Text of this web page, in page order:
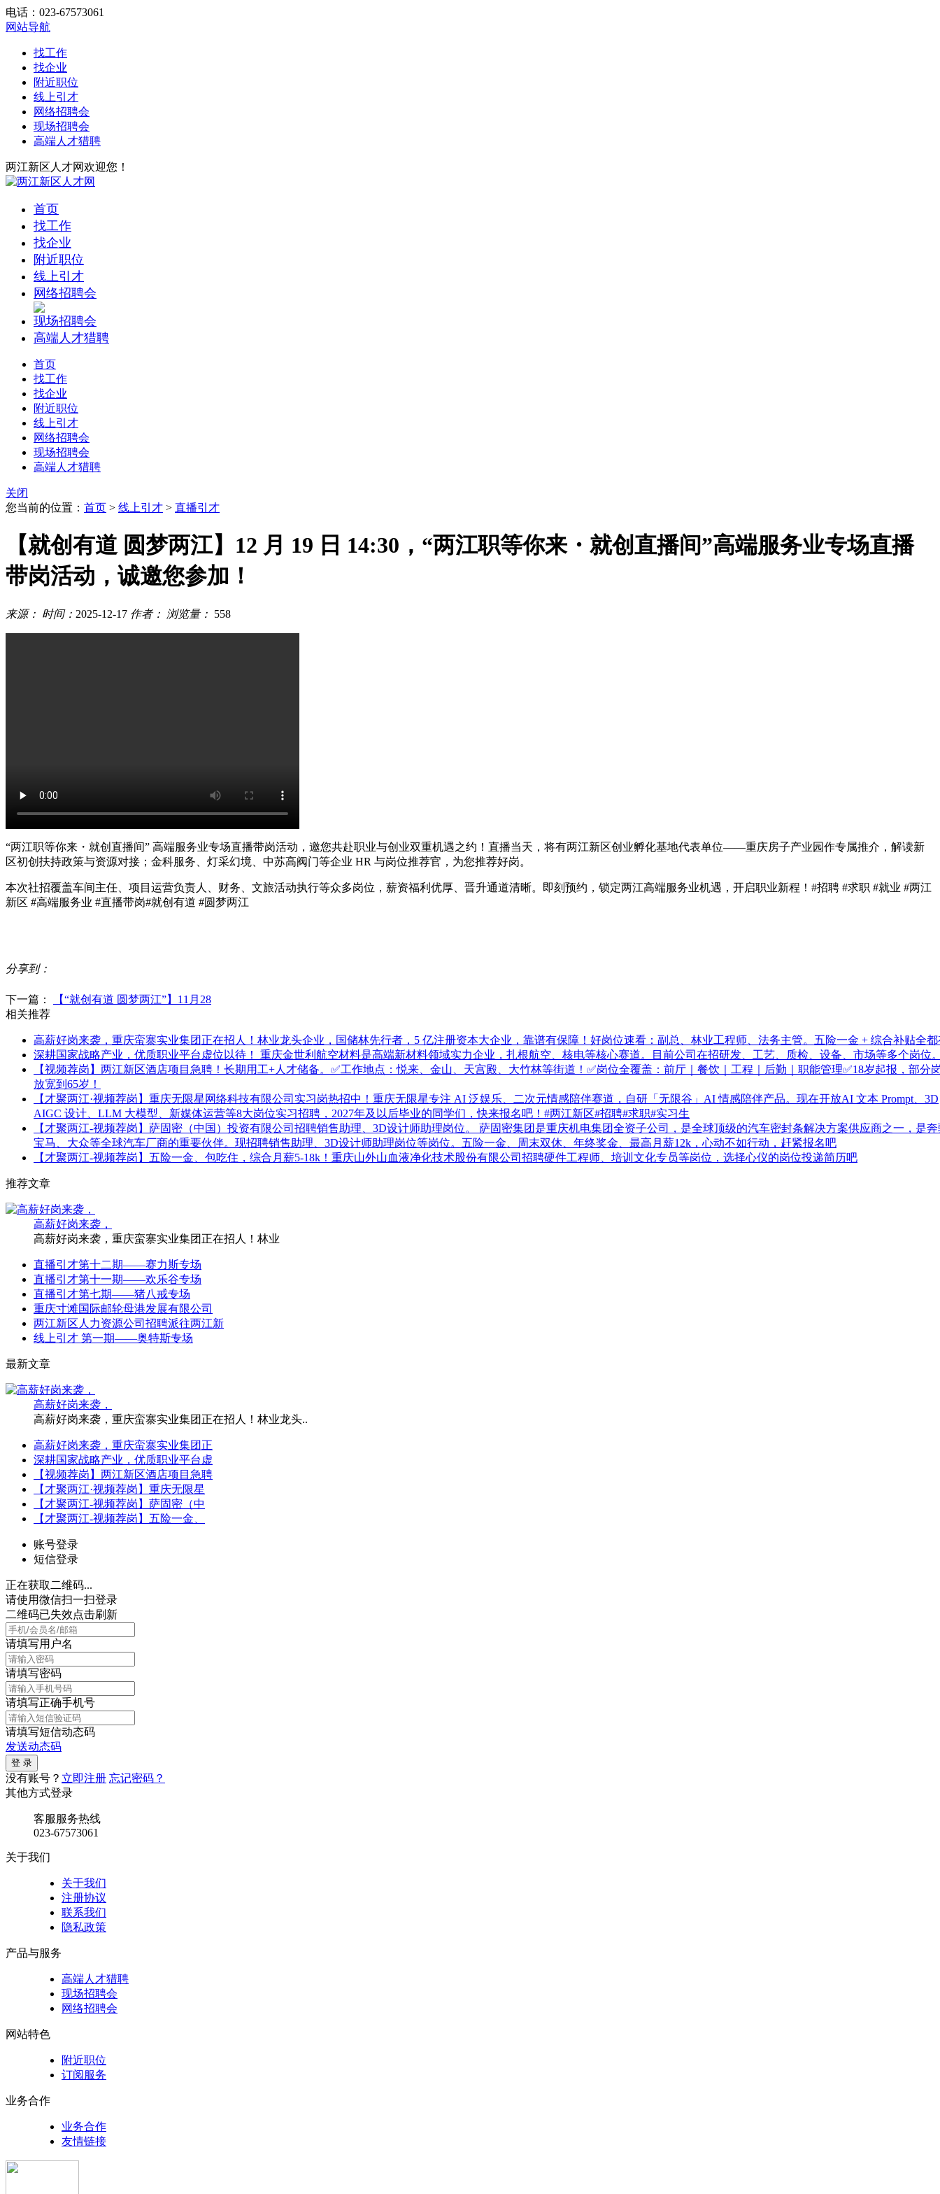
电话：023-67573061
网站导航
找工作
找企业
附近职位
线上引才
网络招聘会
现场招聘会
高端人才猎聘
两江新区人才网欢迎您！
首页
找工作
找企业
附近职位
线上引才
网络招聘会
现场招聘会
高端人才猎聘
首页
找工作
找企业
附近职位
线上引才
网络招聘会
现场招聘会
高端人才猎聘
关闭
您当前的位置： 首页 > 线上引才 > 直播引才
【就创有道 圆梦两江】12 月 19 日 14:30，“两江职等你来・就创直播间”高端服务业专场直播
带岗活动，诚邀您参加！
来源： 时间： 2025-12-17 作者： 浏览量： 558
“两江职等你来・就创直播间” 高端服务业专场直播带岗活动，邀您共赴职业与创业双重机遇之约！直播当天，将有两江新区创业孵化基地代表单位——重庆房子产业园作专属推介，解读新
区初创扶持政策与资源对接；金科服务、灯采幻境、中苏高阀门等企业 HR 与岗位推荐官，为您推荐好岗。
本次社招覆盖车间主任、项目运营负责人、财务、文旅活动执行等众多岗位，薪资福利优厚、晋升通道清晰。即刻预约，锁定两江高端服务业机遇，开启职业新程！#招聘 #求职 #就业 #两江
新区 #高端服务业 #直播带岗#就创有道 #圆梦两江
分享到：
下一篇：
【“就创有道 圆梦两江”】11月28
相关推荐
高薪好岗来袭，重庆蛮寨实业集团正在招人！林业龙头企业，国储林先行者，5 亿注册资本大企业，靠谱有保障！好岗位速看：副总、林业工程师、法务主管。五险一金 + 综合补贴全
深耕国家战略产业，优质职业平台虚位以待！ 重庆金世利航空材料是高端新材料领域实力企业，扎根航空、核电等核心赛道。目前公司在招研发、工艺、质检、设备、市场等多个岗位
【视频荐岗】两江新区酒店项目急聘！长期用工+人才储备。✅工作地点：悦来、金山、天宫殿、大竹林等街道！✅岗位全覆盖：前厅｜餐饮｜工程｜后勤｜职能管理✅18岁起报，部分
放宽到65岁！
【才聚两江·视频荐岗】重庆无限星网络科技有限公司实习岗热招中！重庆无限星专注 AI 泛娱乐、二次元情感陪伴赛道，自研「无限谷」AI 情感陪伴产品。现在开放AI 文本 Prompt、3D
AIGC 设计、LLM 大模型、新媒体运营等8大岗位实习招聘，2027年及以后毕业的同学们，快来报名吧！#两江新区#招聘#求职#实习生
【才聚两江-视频荐岗】萨固密（中国）投资有限公司招聘销售助理、3D设计师助理岗位。 萨固密集团是重庆机电集团全资子公司，是全球顶级的汽车密封条解决方案供应商之一，是
宝马、大众等全球汽车厂商的重要伙伴。现招聘销售助理、3D设计师助理岗位等岗位。五险一金、周末双休、年终奖金、最高月薪12k，心动不如行动，赶紧报名吧
【才聚两江-视频荐岗】五险一金、包吃住，综合月薪5-18k！重庆山外山血液净化技术股份有限公司招聘硬件工程师、培训文化专员等岗位，选择心仪的岗位投递简历吧
推荐文章
高薪好岗来袭，
高薪好岗来袭，重庆蛮寨实业集团正在招人！林业
直播引才第十二期——赛力斯专场
直播引才第十一期——欢乐谷专场
直播引才第七期——猪八戒专场
重庆寸滩国际邮轮母港发展有限公司
两江新区人力资源公司招聘派往两江新
线上引才 第一期——奥特斯专场
最新文章
高薪好岗来袭，
高薪好岗来袭，重庆蛮寨实业集团正在招人！林业龙头..
高薪好岗来袭，重庆蛮寨实业集团正
深耕国家战略产业，优质职业平台虚
【视频荐岗】两江新区酒店项目急聘
【才聚两江·视频荐岗】重庆无限星
【才聚两江-视频荐岗】萨固密（中
【才聚两江-视频荐岗】五险一金、
账号登录
短信登录
正在获取二维码...
请使用微信扫一扫登录
二维码已失效点击刷新
请填写用户名
请填写密码
请填写正确手机号
请填写短信动态码
发送动态码
没有账号？ 立即注册 忘记密码？
其他方式登录
客服服务热线
023-67573061
关于我们
关于我们
注册协议
联系我们
隐私政策
产品与服务
高端人才猎聘
现场招聘会
网络招聘会
网站特色
附近职位
订阅服务
业务合作
业务合作
友情链接